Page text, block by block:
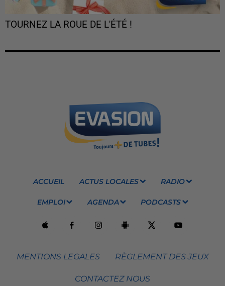
TOURNEZ LA ROUE DE L'ÉTÉ !
ACCUEIL ACTUS LOCALES RADIO
EMPLOI AGENDA PODCASTS
MENTIONS LEGALES RÈGLEMENT DES JEUX
CONTACTEZ NOUS